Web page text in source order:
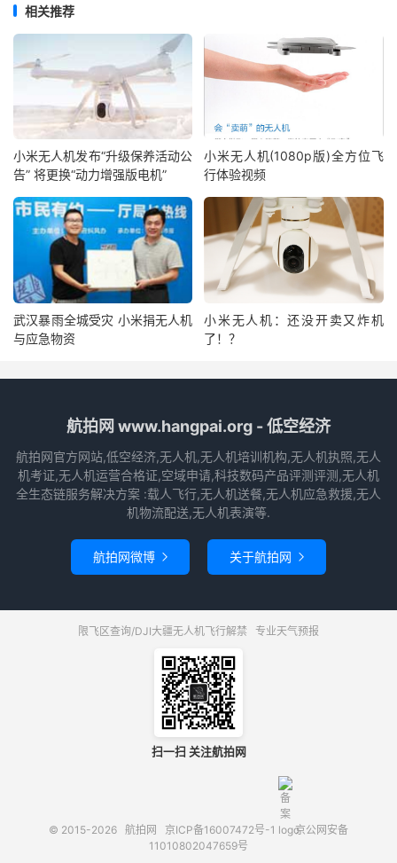
相关推荐
小米无人机发布“升级保养活动公
告” 将更换“动力增强版电机”
小米无人机(1080p版)全方位飞
行体验视频
武汉暴雨全城受灾 小米捐无人机
与应急物资
小米无人机：还没开卖又炸机
了！？
航拍网 www.hangpai.org - 低空经济
航拍网官方网站,低空经济,无人机,无人机培训机构,无人机执照,无人
机考证,无人机运营合格证,空域申请,科技数码产品评测评测,无人机
全生态链服务解决方案 :载人飞行,无人机送餐,无人机应急救援,无人
机物流配送,无人机表演等.
航拍网微博  关于航拍网 
限飞区查询/DJI大疆无人机飞行解禁 专业天气预报
扫一扫 关注航拍网
© 2015-2026 航拍网 京ICP备16007472号-1
京公网安备
11010802047659号